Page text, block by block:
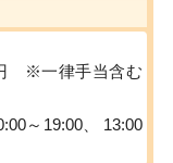
※一律手当含む
～19:00、 13:00